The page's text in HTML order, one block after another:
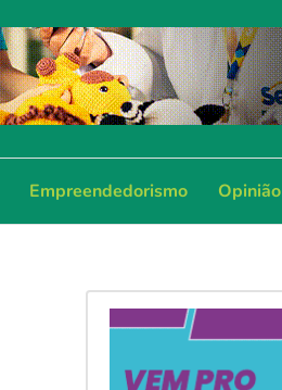
Empreendedorismo Opinião